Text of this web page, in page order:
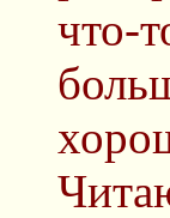
что-